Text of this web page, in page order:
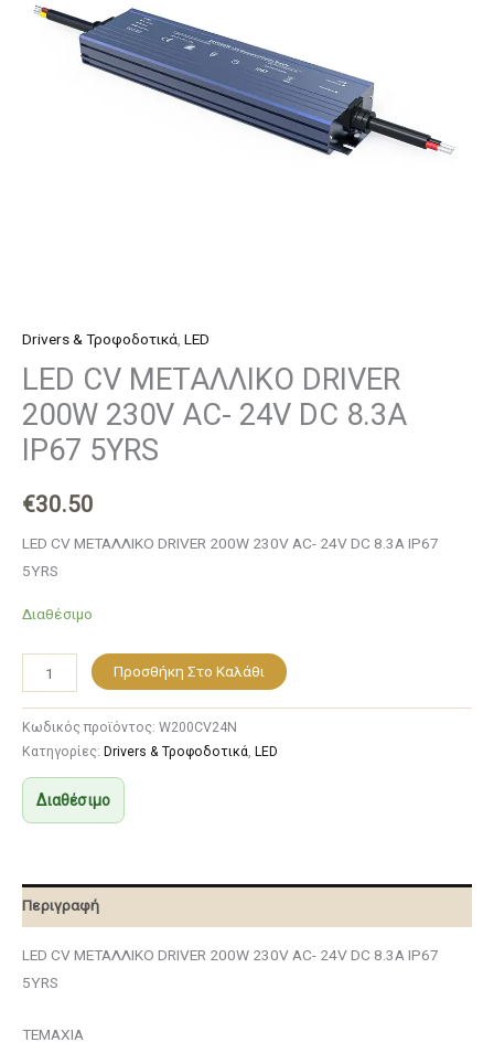
Drivers & Τροφοδοτικά, LED
LED CV ΜΕΤΑΛΛΙΚΟ DRIVER
200W 230V AC- 24V DC 8.3A
IP67 5YRS
€30.50
LED CV ΜΕΤΑΛΛΙΚΟ DRIVER 200W 230V AC- 24V DC 8.3A IP67
5YRS
Διαθέσιμο
Προσθήκη Στο Καλάθι
Κωδικός προϊόντος: W200CV24N
Κατηγορίες: Drivers & Τροφοδοτικά, LED
Διαθέσιμο
Περιγραφή
LED CV ΜΕΤΑΛΛΙΚΟ DRIVER 200W 230V AC- 24V DC 8.3A IP67
5YRS
ΤΕΜΑΧΙΑ